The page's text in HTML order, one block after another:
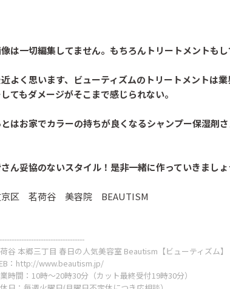
は一切編集してません。もちろんトリートメントもし
よく思います、ビューティズムのトリートメントは
てもダメージがそこまで感じられない。
はお家でカラーの持ちが良くなるシャンプー保湿剤
ん妥協のないスタイル！是非一緒に作っていきましょ
京区 茗荷谷 美容院 BEAUTISM
谷 本郷三丁目 春日の人気美容室 Beautism【ビューティズム
： http://www.beautism.jp/
時間：10時～20時30分（カット最終受付19時30分）